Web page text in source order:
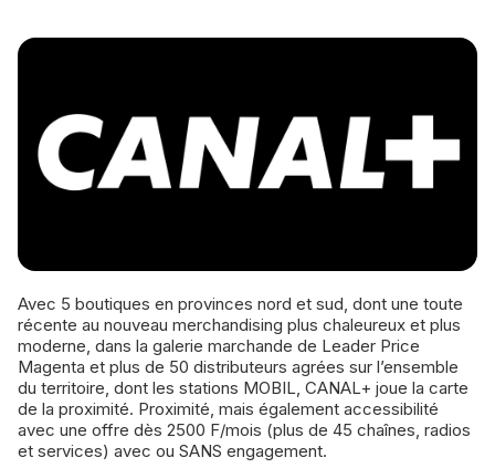
Avec 5 boutiques en provinces nord et sud, dont une toute
récente au nouveau merchandising plus chaleureux et plus
moderne, dans la galerie marchande de Leader Price
Magenta et plus de 50 distributeurs agrées sur l’ensemble
du territoire, dont les stations MOBIL, CANAL+ joue la carte
de la proximité. Proximité, mais également accessibilité
avec une offre dès 2500 F/mois (plus de 45 chaînes, radios
et services) avec ou SANS engagement.